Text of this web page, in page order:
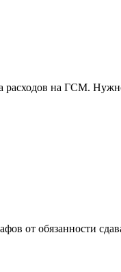
расходов на ГСМ.
от обязанности